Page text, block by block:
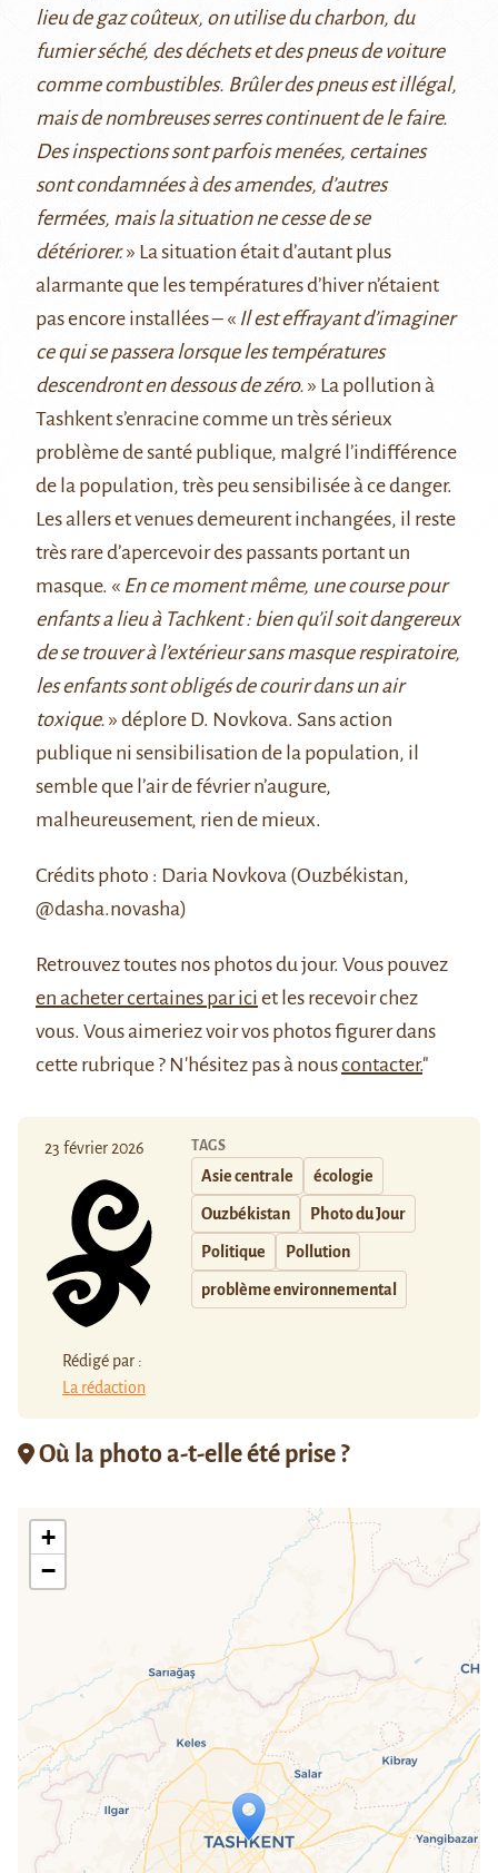
lieu de gaz coûteux, on utilise du charbon, du
fumier séché, des déchets et des pneus de voiture
comme combustibles. Brûler des pneus est illégal,
mais de nombreuses serres continuent de le faire.
Des inspections sont parfois menées, certaines
sont condamnées à des amendes, d’autres
fermées, mais la situation ne cesse de se
détériorer.» La situation était d’autant plus
alarmante que les températures d’hiver n’étaient
pas encore installées – « Il est effrayant d’imaginer
ce qui se passera lorsque les températures
descendront en dessous de zéro. » La pollution à
Tashkent s’enracine comme un très sérieux
problème de santé publique, malgré l’indifférence
de la population, très peu sensibilisée à ce danger.
Les allers et venues demeurent inchangées, il reste
très rare d’apercevoir des passants portant un
masque. « En ce moment même, une course pour
enfants a lieu à Tachkent : bien qu’il soit dangereux
de se trouver à l’extérieur sans masque respiratoire,
les enfants sont obligés de courir dans un air
toxique. » déplore D. Novkova. Sans action
publique ni sensibilisation de la population, il
semble que l’air de février n’augure,
malheureusement, rien de mieux.
Crédits photo : Daria Novkova (Ouzbékistan,
@dasha.novasha)
Retrouveztoutes nos photos du jour. Vous pouvez
en acheter certaines par ici et les recevoir chez
vous. Vous aimeriez voir vos photos figurer dans
cette rubrique ? N'hésitez pas à nouscontacter."
23 février 2026
Rédigé par :
La rédaction
TAGS
Asie centrale écologie
Ouzbékistan Photo du Jour
Politique Pollution
problème environnemental
Où la photo a-t-elle été prise ?
Travelers' Map is loading...
If you see this after your page is
loaded completely, leafletJS files are
+
−